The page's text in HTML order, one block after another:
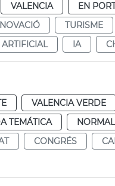
VALENCIA
EN
TURISME
IA
VALENCIA VERDE
TEMÁTICA
NORMAL
CONGRÉS